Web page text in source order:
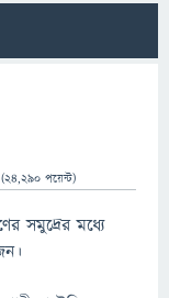
(24,290 পয়েন্ট)
সমুদ্রের মধ্যে